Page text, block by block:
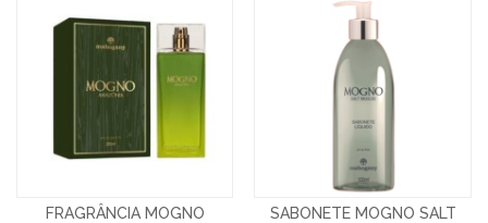
FRAGRÂNCIA MOGNO
SABONETE MOGNO SALT